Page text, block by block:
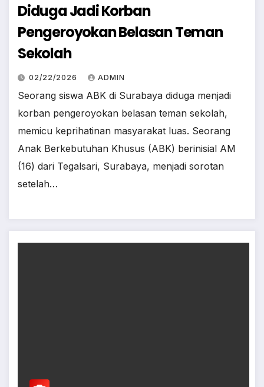
Diduga Jadi Korban
Pengeroyokan Belasan Teman
Sekolah
02/22/2026 ADMIN
Seorang siswa ABK di Surabaya diduga menjadi
korban pengeroyokan belasan teman sekolah,
memicu keprihatinan masyarakat luas. Seorang
Anak Berkebutuhan Khusus (ABK) berinisial AM
(16) dari Tegalsari, Surabaya, menjadi sorotan
setelah…